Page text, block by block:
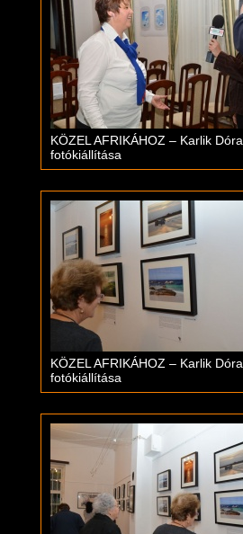
KÖZEL AFRIKÁHOZ – Karlik Dóra
fotókiállítása
KÖZEL AFRIKÁHOZ – Karlik Dóra
fotókiállítása